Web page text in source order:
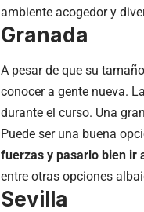
ambiente acogedor y
Granada
A pesar de que su
conocer a gente nueva.
durante el curso. Una
Puede ser una buena
fuerzas y pasarlo bien ir
entre otras opciones
Sevilla